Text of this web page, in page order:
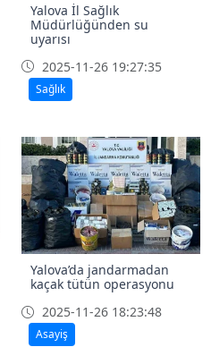
Yalova İl Sağlık
Müdürlüğünden su
uyarısı
2025-11-26 19:27:35
Sağlık
Yalova’da jandarmadan
kaçak tütün operasyonu
2025-11-26 18:23:48
Asayiş